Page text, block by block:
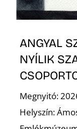
ANGYAL
NYÍLIK
Megnyitó:
Helyszín: